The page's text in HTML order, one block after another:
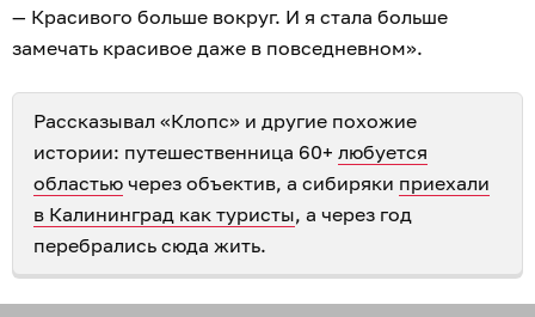
— Красивого больше вокруг. И я стала больше
замечать красивое даже в повседневном».
Рассказывал «Клопс» и другие похожие
истории: путешественница 60+ любуется
областью через объектив, а сибиряки приехали
в Калининград как туристы, а через год
перебрались сюда жить.